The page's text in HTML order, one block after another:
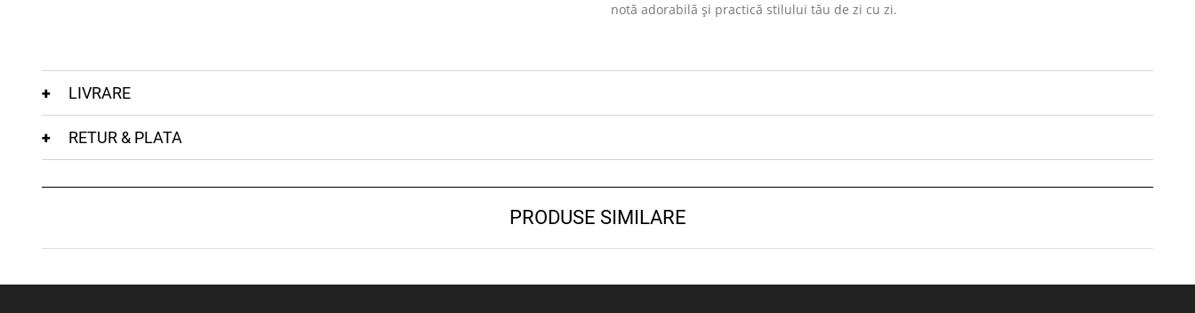
notă adorabilă și practică stilului tău de zi cu zi.
LIVRARE
RETUR & PLATA
PRODUSE SIMILARE